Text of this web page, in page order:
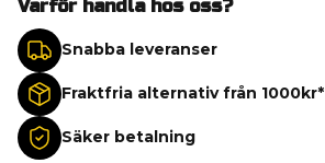
Varför handla hos oss?
Snabba leveranser
Fraktfria alternativ från 1000kr*
Säker betalning